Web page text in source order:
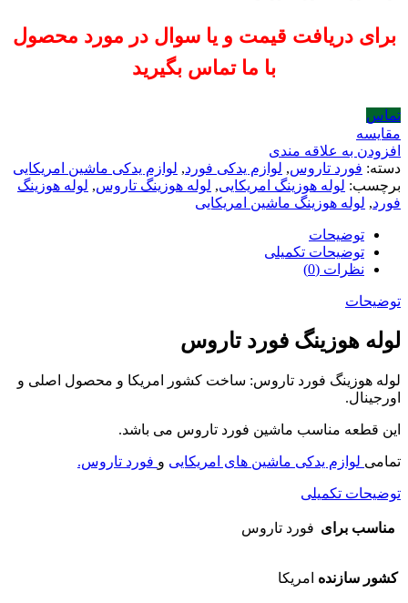
برای دریافت قیمت و یا سوال در مورد محصول
با ما تماس بگیرید
تماس
مقایسه
افزودن به علاقه مندی
دسته: فورد تاروس, لوازم یدکی فورد, لوازم یدکی ماشین امریکایی
برچسب: لوله هوزینگ امریکایی, لوله هوزینگ تاروس, لوله هوزینگ
فورد, لوله هوزینگ ماشین امریکایی
توضیحات
توضیحات تکمیلی
نظرات (0)
توضیحات
لوله هوزینگ فورد تاروس
لوله هوزینگ فورد تاروس: ساخت کشور امریکا و محصول اصلی و
اورجینال.
این قطعه مناسب ماشین فورد تاروس می باشد.
تمامی لوازم یدکی ماشین های امریکایی و فورد تاروس.
توضیحات تکمیلی
مناسب برای فورد تاروس
کشور سازنده امریکا